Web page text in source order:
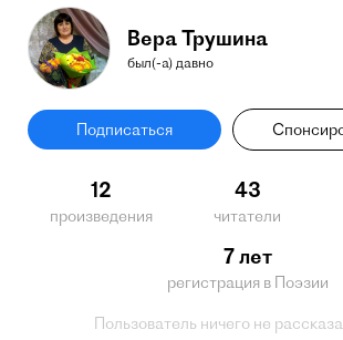
Вера Трушина
был(-а) давно
Подписаться
12
произведения
43
читатели
7 лет
регистрация в Поэзии
Пользователь ничего не